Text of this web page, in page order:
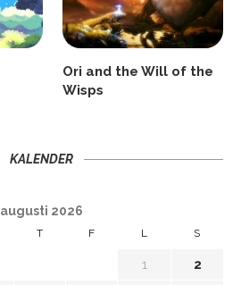
Ori and the Will of the
Wisps
KALENDER
augusti 2026
T F L S
1
2